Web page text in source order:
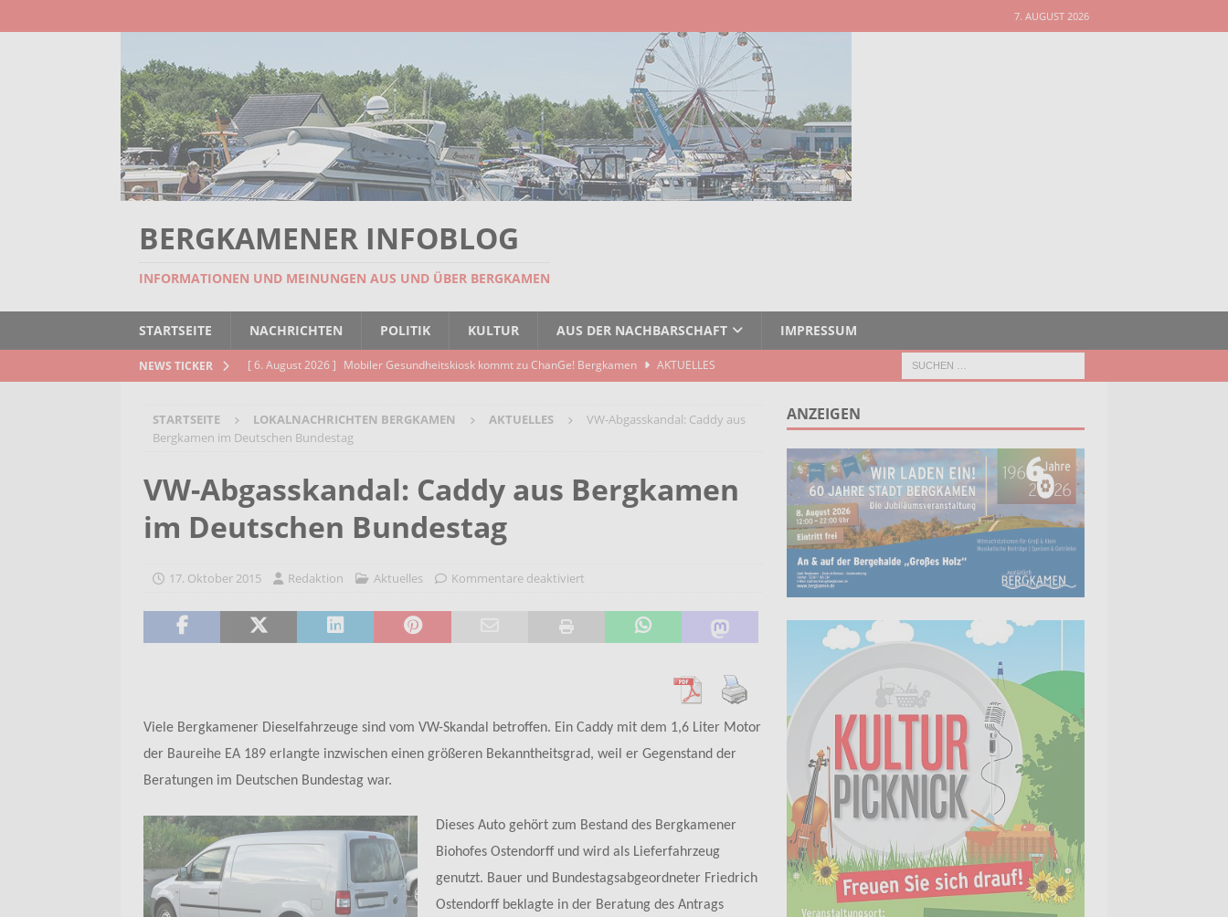
7. AUGUST 2026
BERGKAMENER INFOBLOG
INFORMATIONEN UND MEINUNGEN AUS UND ÜBER BERGKAMEN
STARTSEITE NACHRICHTEN POLITIK KULTUR AUS DER NACHBARSCHAFT IMPRESSUM
NEWS TICKER [ 6. August 2026 ] Mobiler Gesundheitskiosk kommt zu ChanGe! Bergkamen
AKTUELLES
[ 6. August 2026 ] Wenn Worte Funken schlagen: Jochen Malmsheimer eröffnet die Kabarettsaison
[ 6. August 2026 ] Bürgerreise 2026 nach Gennevilliers – Städtepartnerschaft hautnah erleben
AKTUELLES
AKTUELLES
STARTSEITE LOKALNACHRICHTEN BERGKAMEN AKTUELLES
VW-Abgasskandal: Caddy aus
Bergkamen im Deutschen Bundestag
VW-Abgasskandal: Caddy aus Bergkamen
im Deutschen Bundestag
17. Oktober 2015 Redaktion Aktuelles Kommentare deaktiviert
Viele Bergkamener Dieselfahrzeuge sind vom VW-Skandal betroffen. Ein Caddy mit dem 1,6 Liter Motor
der Baureihe EA 189 erlangte inzwischen einen größeren Bekanntheitsgrad, weil er Gegenstand der
Beratungen im Deutschen Bundestag war.
Dieses Auto gehört zum Bestand des Bergkamener
Biohofes Ostendorff und wird als Lieferfahrzeug
genutzt. Bauer und Bundestagsabgeordneter Friedrich
Ostendorff beklagte in der Beratung des Antrags
ANZEIGEN